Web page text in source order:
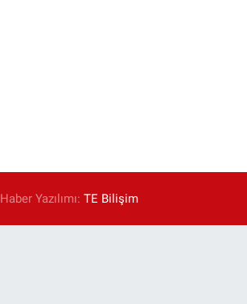
Haber Yazılımı:TE Bilişim